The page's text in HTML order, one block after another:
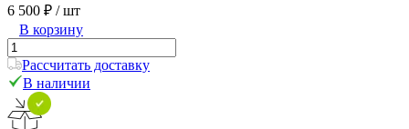
6 500 ₽ / шт
В корзину
Рассчитать доставку
В наличии